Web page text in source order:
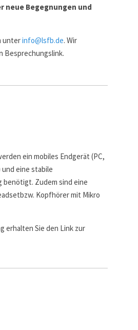
neue Begegnungen und
unterinfo@lsfb.de. Wir
Besprechungslink.
ein mobiles Endgerät (PC,
eine stabile
Zudem sind eine
Kopfhörer mit Mikro
erhalten Sie den Link zur